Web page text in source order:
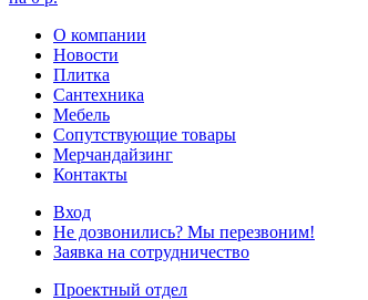
О компании
Новости
Плитка
Сантехника
Мебель
Сопутствующие товары
Мерчандайзинг
Контакты
Вход
Не дозвонились? Мы перезвоним!
Заявка на сотрудничество
Проектный отдел